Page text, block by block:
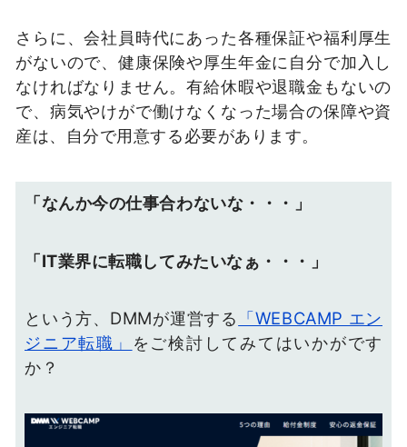
さらに、会社員時代にあった各種保証や福利厚生
がないので、健康保険や厚生年金に自分で加入し
なければなりません。有給休暇や退職金もないの
で、病気やけがで働けなくなった場合の保障や資
産は、自分で用意する必要があります。
「なんか今の仕事合わないな・・・」
「IT業界に転職してみたいなぁ・・・」
という方、DMMが運営する 「WEBCAMP エン
ジニア転職」
をご検討してみてはいかがです
か？